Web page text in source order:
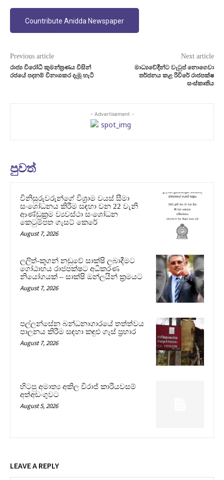
Countribute Anidda Newspaper
Previous article
රාජ්‍ය විරෝධී කුමන්ත්‍ර‍ණය විසින්
රජයේ පදනම් විනාශකර දැමූ හැටි
Next article
මාධ්‍යවේදීන්ට වැටුප් නොගෙවා
තර්ජනය කළ රිවිරේ රාජපක්ෂ
සංස්කෘතිය
- Advertisement -
පුවත්
විනිසුරුවරුන්ගේ විශ්‍රාම වයස් සීමා
සංශෝධනය කිරීම සඳහා වන 22 වැනි
ආණ්ඩුක්‍රම ව්‍යවස්ථා සංශෝධන
කෙටුම්පත ගැසට් කෙරේ
August 7, 2026
ලලිත්-කූගන් නඩුවේ සාක්ෂි ලබාදීමට
ගෝඨාභය රාජපක්ෂට අධිකරණ
නියෝගයක් – සාක්ෂි ඔන්ලයින් ක්‍රමයට
August 7, 2026
පල්ලන්සේන බන්ධනාගාරයේ තත්ත්වය
පාලනය කිරීම සඳහා කඳුළු ගෑස් ප්‍රහාර
August 7, 2026
හිටපු අමාත්‍ය අකිල විරාජ් කාරියවසම්
අත්අඩංගුවට
August 5, 2026
LEAVE A REPLY